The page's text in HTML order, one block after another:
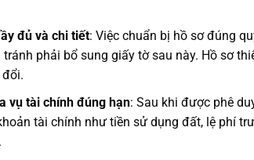
đủ và chi tiết: Việc chuẩn bị hồ sơ đúng
phải bổ sung giấy tờ sau này. Hồ sơ
vụ tài chính đúng hạn: Sau khi được phê
tài chính như tiền sử dụng đất, lệ phí